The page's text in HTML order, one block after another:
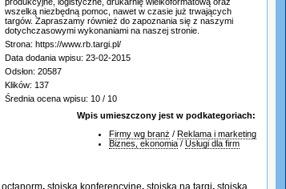
wszelką niezbędną pomoc, nawet w czasie już trwających
targów. Zapraszamy również do zapoznania się z naszymi
dotychczasowymi wykonaniami na naszej stronie.
Strona: https://www.rb.targi.pl/
Data dodania wpisu: 23-02-2015
Odsłon: 20587
Klików: 137
Średnia ocena wpisu: 10 / 10
Wpis umieszczony jest w podkategoriach:
Firmy wg branż / Reklama i marketing
Biznes, ekonomia / Usługi dla firm
octanorm, stoiska konferencyjne, stoiska na targi, stoiska